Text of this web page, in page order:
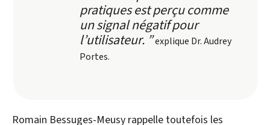
pratiques est perçu comme
un signal négatif pour
l’utilisateur. ”explique Dr. Audrey
Portes.
Romain Bessuges-Meusy rappelle toutefois les